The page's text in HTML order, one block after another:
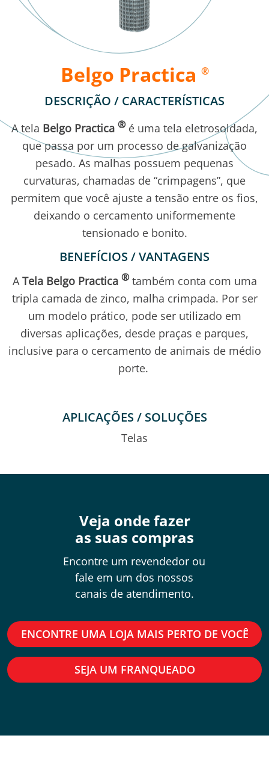
Belgo Practica ®
DESCRIÇÃO / CARACTERÍSTICAS
A tela Belgo Practica ® é uma tela eletrosoldada,
que passa por um processo de galvanização
pesado. As malhas possuem pequenas
curvaturas, chamadas de “crimpagens”, que
permitem que você ajuste a tensão entre os fios,
deixando o cercamento uniformemente
tensionado e bonito.
BENEFÍCIOS / VANTAGENS
ATela Belgo Practica ®também conta com uma
tripla camada de zinco, malha crimpada. Por ser
um modelo prático, pode ser utilizado em
diversas aplicações, desde praças e parques,
inclusive para o cercamento de animais de médio
porte.
APLICAÇÕES / SOLUÇÕES
Telas
Veja onde fazer
as suas compras
Encontre um revendedor ou
fale em um dos nossos
canais de atendimento.
ENCONTRE UMA LOJA MAIS PERTO DE VOCÊ
SEJA UM FRANQUEADO